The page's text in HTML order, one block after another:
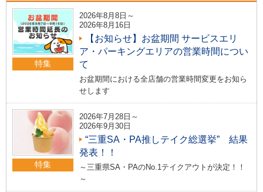
特集
2026年8月8日～
2026年8月16日
【お知らせ】お盆期間 サービスエリ
ア・パーキングエリアの営業時間につい
て
お盆期間における全店舗の営業時間変更をお知ら
せします
特集
2026年7月28日～
2026年9月30日
“三重SA・PA推しテイク総選挙” 結果
発表！！
～三重県SA・PAのNo.1テイクアウトが決定！！
～